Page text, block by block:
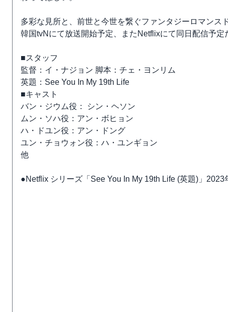
多彩な見所と、前世と今世を繋ぐファンタジーロマンス
韓国tvNにて放送開始予定、またNetflixにて同日配信予定
■スタッフ
監督：イ・ナジョン 脚本：チェ・ヨンリム
英題：See You In My 19th Life
■キャスト
バン・ジウム役： シン・ヘソン
ムン・ソハ役：アン・ボヒョン
ハ・ドユン役：アン・ドング
ユン・チョウォン役：ハ・ユンギョン
他
●Netflix シリーズ「See You In My 19th Life (英題)」